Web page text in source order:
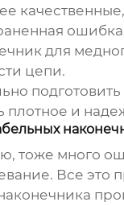
для
цепи.
плотное и
тоже много
Все